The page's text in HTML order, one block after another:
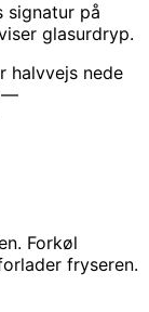
på
glasurdryp.
halvvejs nede
—
Forkøl
fryseren.